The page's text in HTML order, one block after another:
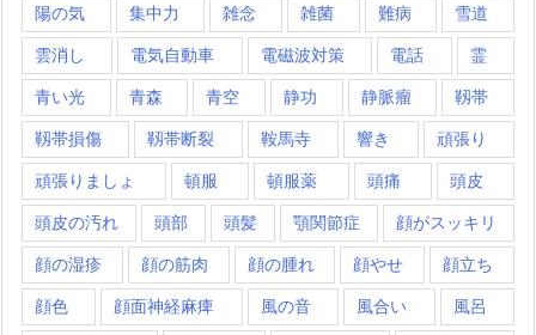
陽の気 集中力 雑念 雑菌 難病 雪道
雲消し 電気自動車 電磁波対策 電話 霊
青い光 青森 青空 静功 静脈瘤 靱帯
靱帯損傷 靱帯断裂 鞍馬寺 響き 頑張り
頑張りましょ 頓服 頓服薬 頭痛 頭皮
頭皮の汚れ 頭部 頭髪 顎関節症 顔がスッキリ
顔の湿疹 顔の筋肉 顔の腫れ 顔やせ 顔立ち
顔色 顔面神経麻痺 風の音 風合い 風呂